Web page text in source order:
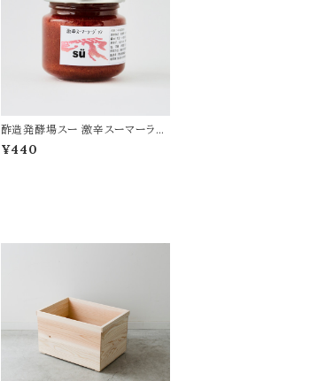
酢造発酵場スー 激辛スーマーラー
ジャン
¥440